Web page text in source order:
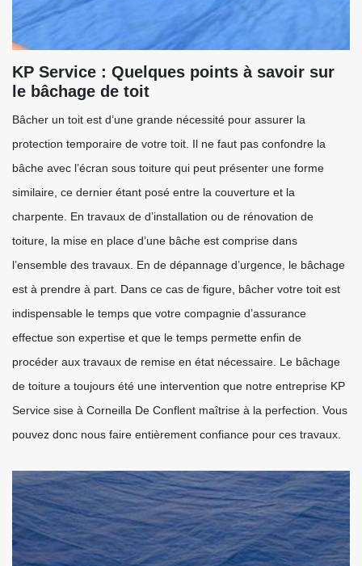
KP Service : Quelques points à savoir sur
le bâchage de toit
Bâcher un toit est d’une grande nécessité pour assurer la
protection temporaire de votre toit. Il ne faut pas confondre la
bâche avec l’écran sous toiture qui peut présenter une forme
similaire, ce dernier étant posé entre la couverture et la
charpente. En travaux de d’installation ou de rénovation de
toiture, la mise en place d’une bâche est comprise dans
l’ensemble des travaux. En de dépannage d’urgence, le bâchage
est à prendre à part. Dans ce cas de figure, bâcher votre toit est
indispensable le temps que votre compagnie d’assurance
effectue son expertise et que le temps permette enfin de
procéder aux travaux de remise en état nécessaire. Le bâchage
de toiture a toujours été une intervention que notre entreprise KP
Service sise à Corneilla De Conflent maîtrise à la perfection. Vous
pouvez donc nous faire entièrement confiance pour ces travaux.